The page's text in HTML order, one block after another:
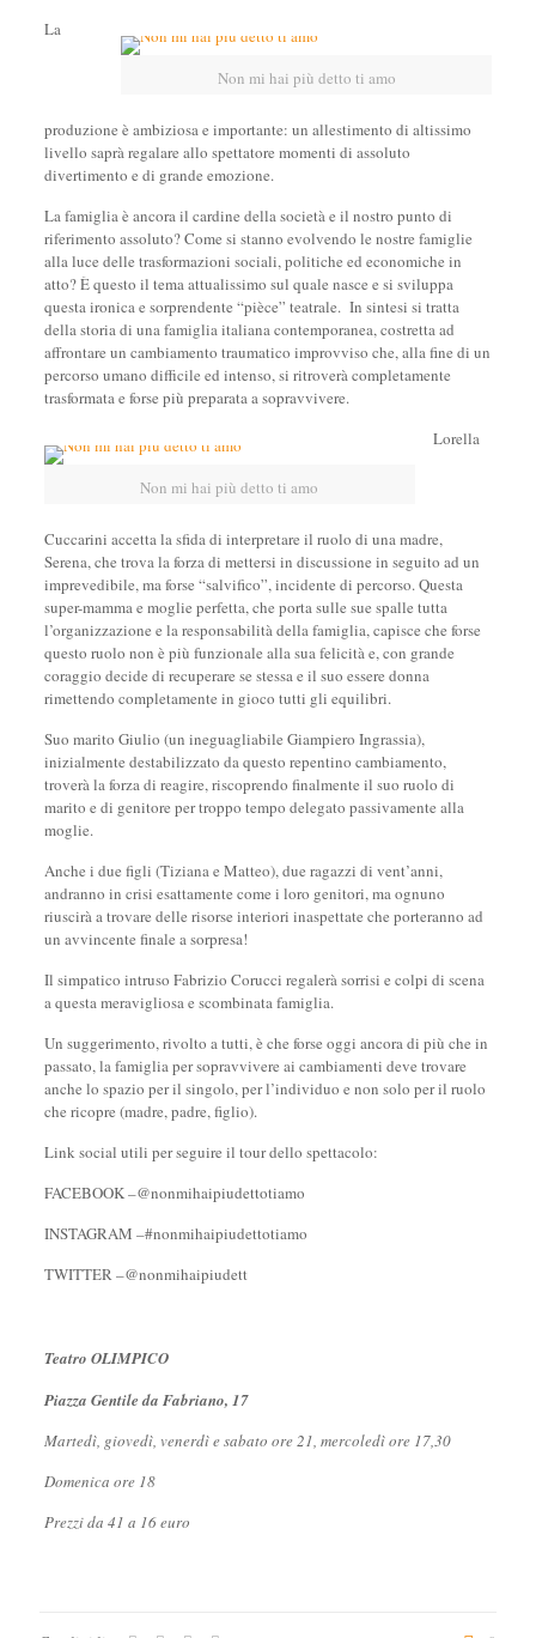
Non mi hai più detto ti amo
La
produzione è ambiziosa e importante: un allestimento di altissimo
livello saprà regalare allo spettatore momenti di assoluto
divertimento e di grande emozione.
La famiglia è ancora il cardine della società e il nostro punto di
riferimento assoluto? Come si stanno evolvendo le nostre famiglie
alla luce delle trasformazioni sociali, politiche ed economiche in
atto? È questo il tema attualissimo sul quale nasce e si sviluppa
questa ironica e sorprendente “pièce” teatrale. In sintesi si tratta
della storia di una famiglia italiana contemporanea, costretta ad
affrontare un cambiamento traumatico improvviso che, alla fine di un
percorso umano difficile ed intenso, si ritroverà completamente
trasformata e forse più preparata a sopravvivere.
Non mi hai più detto ti amo
Lorella
Cuccarini accetta la sfida di interpretare il ruolo di una madre,
Serena, che trova la forza di mettersi in discussione in seguito ad un
imprevedibile, ma forse “salvifico”, incidente di percorso. Questa
super-mamma e moglie perfetta, che porta sulle sue spalle tutta
l’organizzazione e la responsabilità della famiglia, capisce che forse
questo ruolo non è più funzionale alla sua felicità e, con grande
coraggio decide di recuperare se stessa e il suo essere donna
rimettendo completamente in gioco tutti gli equilibri.
Suo marito Giulio (un ineguagliabile Giampiero Ingrassia),
inizialmente destabilizzato da questo repentino cambiamento,
troverà la forza di reagire, riscoprendo finalmente il suo ruolo di
marito e di genitore per troppo tempo delegato passivamente alla
moglie.
Anche i due figli (Tiziana e Matteo), due ragazzi di vent’anni,
andranno in crisi esattamente come i loro genitori, ma ognuno
riuscirà a trovare delle risorse interiori inaspettate che porteranno ad
un avvincente finale a sorpresa!
Il simpatico intruso Fabrizio Corucci regalerà sorrisi e colpi di scena
a questa meravigliosa e scombinata famiglia.
Un suggerimento, rivolto a tutti, è che forse oggi ancora di più che in
passato, la famiglia per sopravvivere ai cambiamenti deve trovare
anche lo spazio per il singolo, per l’individuo e non solo per il ruolo
che ricopre (madre, padre, figlio).
Link social utili per seguire il tour dello spettacolo:
FACEBOOK –@nonmihaipiudettotiamo
INSTAGRAM –#nonmihaipiudettotiamo
TWITTER –@nonmihaipiudett
Teatro OLIMPICO
Piazza Gentile da Fabriano, 17
Martedì, giovedì, venerdì e sabato ore 21, mercoledì ore 17,30
Domenica ore 18
Prezzi da 41 a 16 euro